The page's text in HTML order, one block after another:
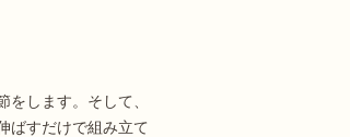
をします。そして、
ばすだけで組み立て